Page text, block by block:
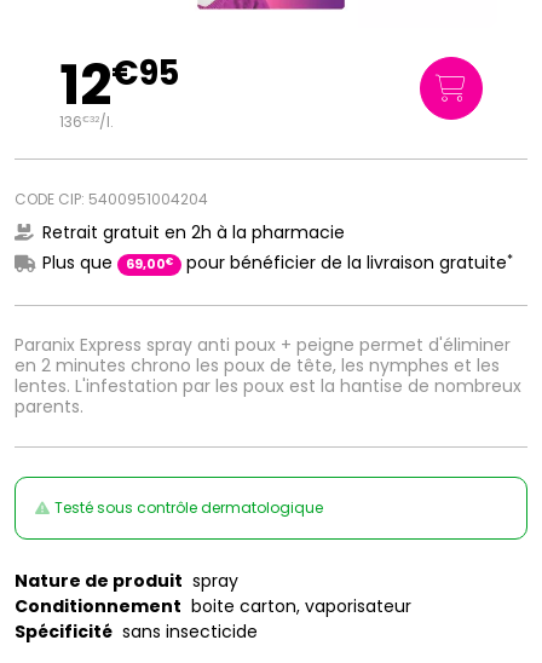
Paranix Express spray anti poux + peigne permet d'éliminer
en 2 minutes chrono les poux de tête, les nymphes et les
lentes. L'infestation par les poux est la hantise de nombreux
parents.
12€95
136€32/l.
CODE CIP: 5400951004204
Retrait gratuit en 2h à la pharmacie
Plus que
69,00€ pour bénéficier de la livraison gratuite*
Testé sous contrôle dermatologique
Nature de produit spray
Conditionnement boite carton, vaporisateur
Spécificité sans insecticide